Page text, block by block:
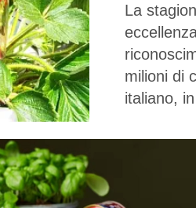
La
milioni di
italiano,